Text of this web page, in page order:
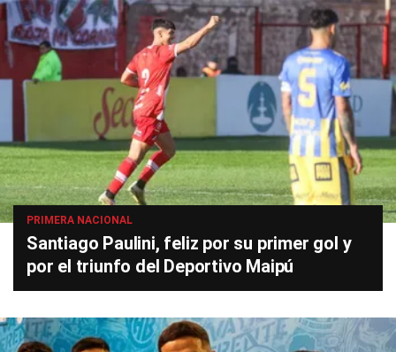
PRIMERA NACIONAL
Santiago Paulini, feliz por su primer gol y
por el triunfo del Deportivo Maipú